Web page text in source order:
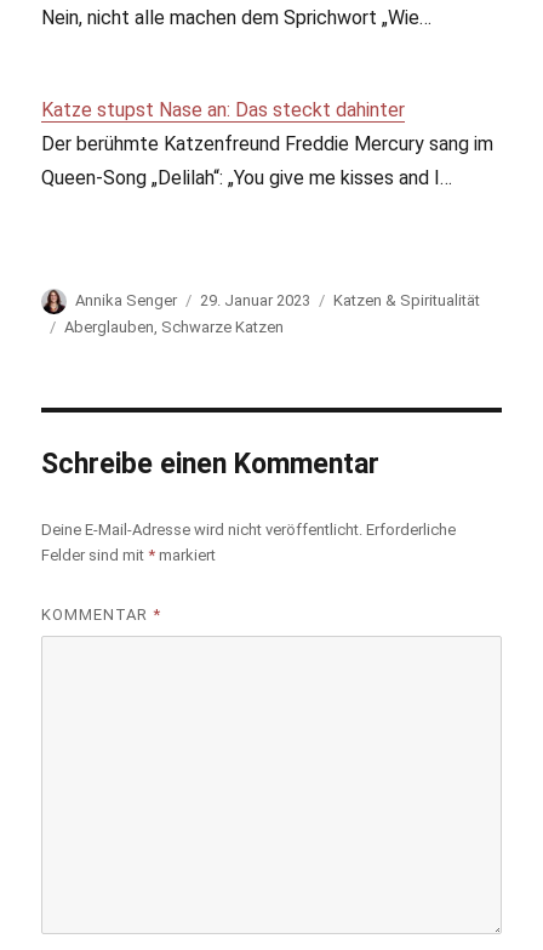
Nein, nicht alle machen dem Sprichwort „Wie…
Katze stupst Nase an: Das steckt dahinter
Der berühmte Katzenfreund Freddie Mercury sang im
Queen-Song „Delilah“: „You give me kisses and I…
Autor
Annika Senger
Veröffentlicht
am
29. Januar 2023 Kategorien
Katzen & Spiritualität
Schlagwörter
Aberglauben Schwarze Katzen
Schreibe einen Kommentar
Deine E-Mail-Adresse wird nicht veröffentlicht. Erforderliche
Felder sind mit* markiert
KOMMENTAR*